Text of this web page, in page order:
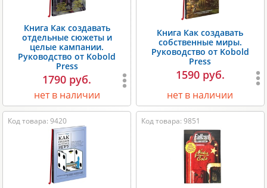
Книга Как создавать
отдельные сюжеты и
целые кампании.
Руководство от Kobold
Press
1790 руб.
нет в наличии
Книга Как создавать
собственные миры.
Руководство от Kobold
Press
1590 руб.
нет в наличии
Код товара: 9420 Код товара: 9851